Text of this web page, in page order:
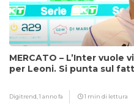
MERCATO – L’Inter vuole
per Leoni. Si punta sul
Digitrend,1 anno fa 1 min di lettura